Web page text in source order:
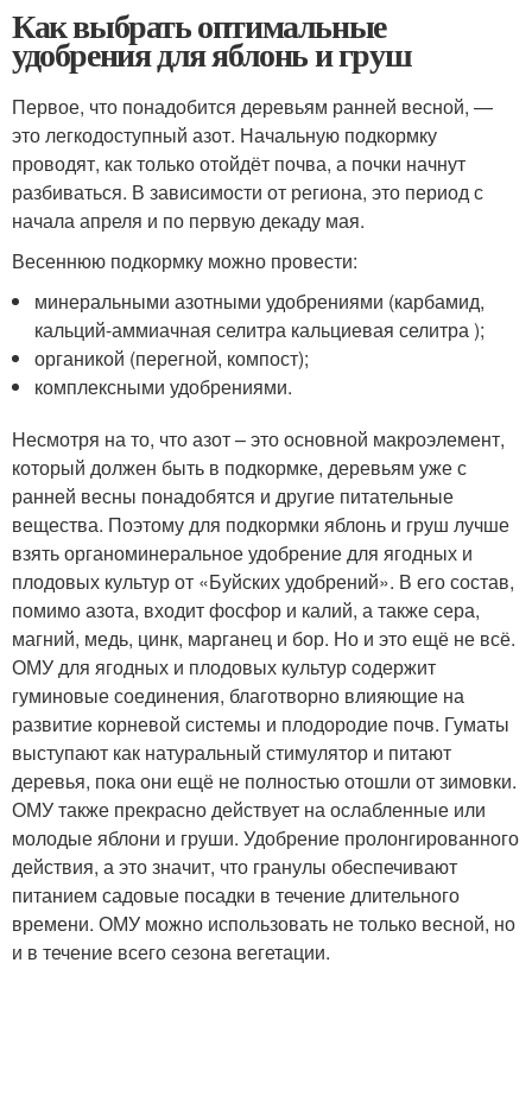
Как выбрать оптимальные
удобрения для яблонь и груш
Первое, что понадобится деревьям ранней весной, —
это легкодоступный азот. Начальную подкормку
проводят, как только отойдёт почва, а почки начнут
разбиваться. В зависимости от региона, это период с
начала апреля и по первую декаду мая.
Весеннюю подкормку можно провести:
минеральными азотными удобрениями (карбамид,
кальций-аммиачная селитра кальциевая селитра );
органикой (перегной, компост);
комплексными удобрениями.
Несмотря на то, что азот – это основной макроэлемент,
который должен быть в подкормке, деревьям уже с
ранней весны понадобятся и другие питательные
вещества. Поэтому для подкормки яблонь и груш лучше
взять органоминеральное удобрение для ягодных и
плодовых культур от «Буйских удобрений». В его состав,
помимо азота, входит фосфор и калий, а также сера,
магний, медь, цинк, марганец и бор. Но и это ещё не всё.
ОМУ для ягодных и плодовых культур содержит
гуминовые соединения, благотворно влияющие на
развитие корневой системы и плодородие почв. Гуматы
выступают как натуральный стимулятор и питают
деревья, пока они ещё не полностью отошли от зимовки.
ОМУ также прекрасно действует на ослабленные или
молодые яблони и груши. Удобрение пролонгированного
действия, а это значит, что гранулы обеспечивают
питанием садовые посадки в течение длительного
времени. ОМУ можно использовать не только весной, но
и в течение всего сезона вегетации.